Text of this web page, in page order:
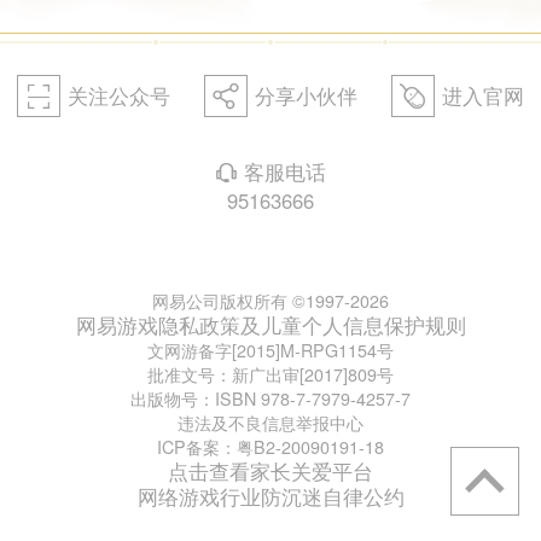
򰀁 关注公众号 򰀂 分享小伙伴 򰀄 进入官网
򰀃 客服电话
95163666
网易公司版权所有 ©1997-2026
网易游戏隐私政策及儿童个人信息保护规则
文网游备字[2015]M-RPG1154号
批准文号：新广出审[2017]809号
出版物号：ISBN 978-7-7979-4257-7
违法及不良信息举报中心
ICP备案：粤B2-20090191-18
点击查看家长关爱平台
网络游戏行业防沉迷自律公约